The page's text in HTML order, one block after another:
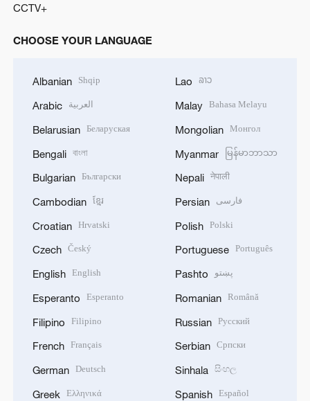
CCTV+
CHOOSE YOUR LANGUAGE
Albanian Shqip
Arabic العربية
Belarusian Беларуская
Bengali বাংলা
Bulgarian Български
Cambodian ខ្មែរ
Croatian Hrvatski
Czech Český
English English
Esperanto Esperanto
Filipino Filipino
French Français
German Deutsch
Greek Ελληνικά
Lao ລາວ
Malay Bahasa Melayu
Mongolian Монгол
Myanmar မြန်မာဘာသာ
Nepali नेपाली
Persian فارسی
Polish Polski
Portuguese Português
Pashto پښتو
Romanian Română
Russian Русский
Serbian Српски
Sinhala සිංහල
Spanish Español